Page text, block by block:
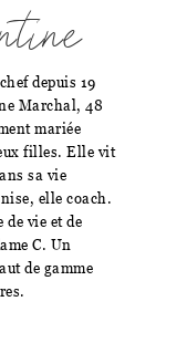
depuis 19
Marchal, 48
mariée
filles. Elle vit
sa vie
elle coach.
de vie et de
C. Un
de gamme